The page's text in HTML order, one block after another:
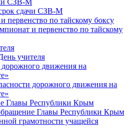
сдачи СЗВ-М
и первенство по тайскому
учителя
дорожного движения на
Главы Республики Крым